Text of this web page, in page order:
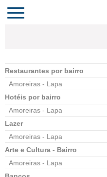
Toggle
navigation
Restaurantes por bairro
Amoreiras - Lapa
Hotéis por bairro
Amoreiras - Lapa
Lazer
Amoreiras - Lapa
Arte e Cultura - Bairro
Amoreiras - Lapa